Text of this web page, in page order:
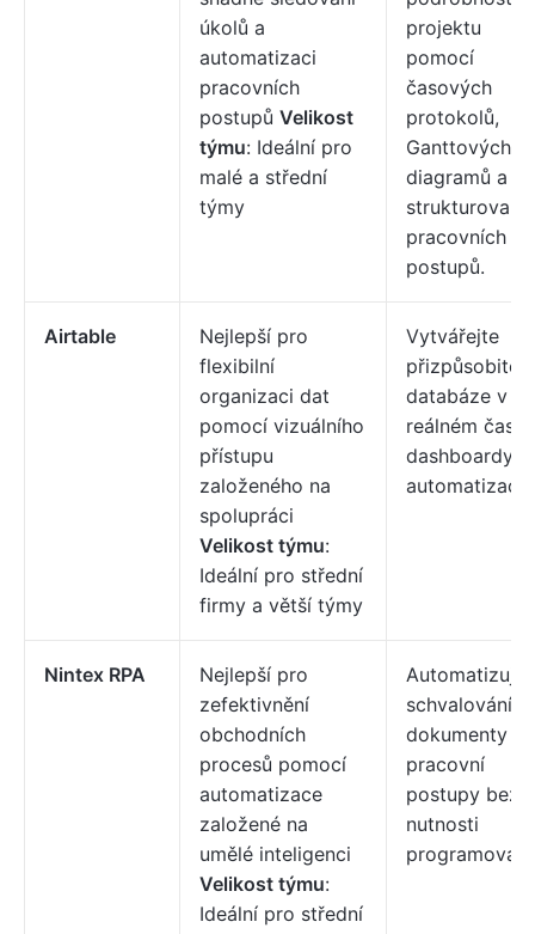
úkolů a
automatizaci
pracovních
postupů Velikost
týmu: Ideální pro
malé a střední
týmy
projektu
pomocí
časových
protokolů,
Ganttových
diagramů a
pracovních
postupů.
Airtable
Nejlepší pro
flexibilní
organizaci dat
pomocí vizuálního
přístupu
založeného na
spolupráci
Velikost týmu:
Ideální pro střední
firmy a větší týmy
Vytvářejte
databáze v
reálném čase
dashboardy a
automatizací.
Nintex RPA
Nejlepší pro
zefektivnění
obchodních
procesů pomocí
automatizace
založené na
umělé inteligenci
Velikost týmu:
Ideální pro střední
Automatizujte
schvalování,
dokumenty a
pracovní
postupy bez
nutnosti